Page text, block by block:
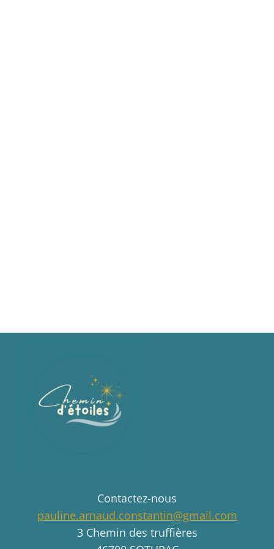
Contactez-nous
pauline.arnaud.constantin@gmail.com
3 Chemin des truffières